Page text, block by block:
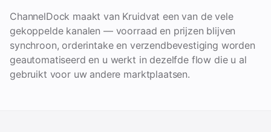
ChannelDock maakt van Kruidvat een van de vele
gekoppelde kanalen — voorraad en prijzen blijven
synchroon, orderintake en verzendbevestiging worden
geautomatiseerd en u werkt in dezelfde flow die u al
gebruikt voor uw andere marktplaatsen.